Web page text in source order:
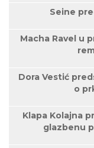
Seine
Macha Ravel u
Dora Vestić
o
Klapa Kolajna
glazbenu